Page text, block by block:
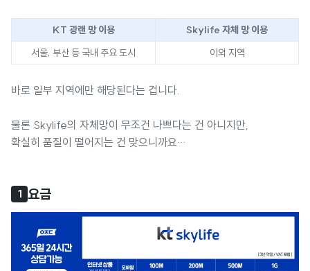
KT 광랜 망 이용
Skylife 자체 망 이용
서울, 부산 등 국내 주요 도시
이외 지역
바로 일부 지역에만 해당된다는 겁니다.
물론 Skylife의 자체망이 무조건 나쁘다는 건 아니지만,
확실히 품질이 떨어지는 건 맞으니까요…
1 요금